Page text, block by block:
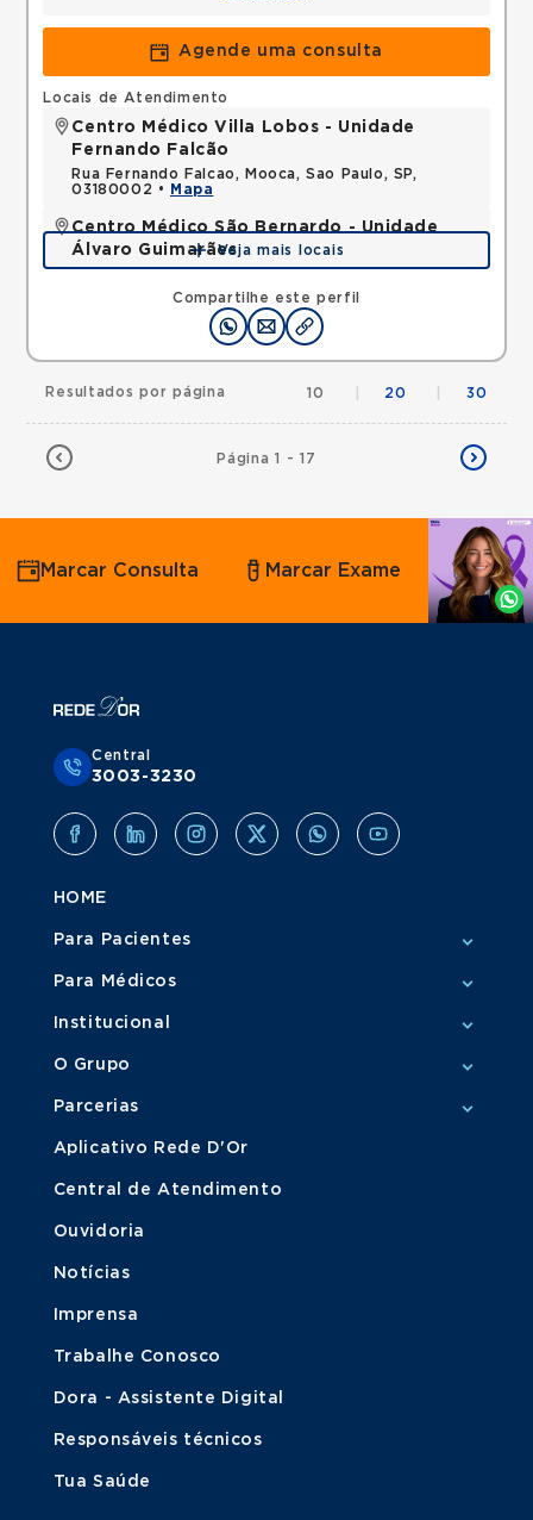
Agende uma consulta
Compartilhe este perfil
Locais de Atendimento
Centro Médico Villa Lobos - Unidade
Fernando Falcão
Rua Fernando Falcao, Mooca, Sao Paulo, SP,
03180002 •
Mapa
Centro Médico São Bernardo - Unidade
Álvaro Guimarães
Avenida Alvaro Guimaraes, Assuncao, Sao Bernardo
do Campo, SP, 09810010 •
Mapa
Veja mais locais
Página 1 - 17
Resultados por página 10 20 30
Agende
por
Whatsapp
Marcar Consulta Marcar Exame
Central
3003-3230
HOME
Para Pacientes
Para Médicos
Institucional
O Grupo
Parcerias
Aplicativo Rede D'Or
Central de Atendimento
Ouvidoria
Notícias
Imprensa
Trabalhe Conosco
Dora - Assistente Digital
Responsáveis técnicos
Tua Saúde